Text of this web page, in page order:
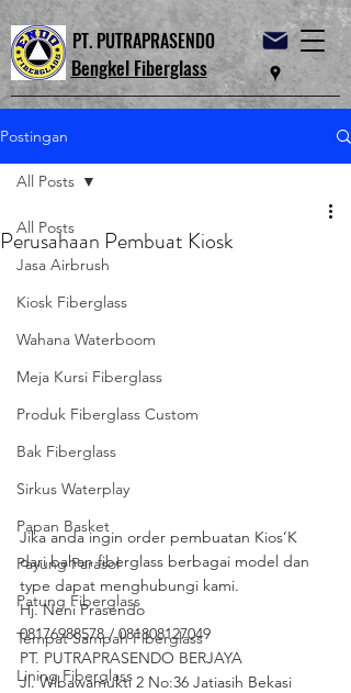
PT. PUTRAPRASENDO
Bengkel Fiberglass
Postingan
All Posts
Jasa Airbrush
Kiosk Fiberglass
Wahana Waterboom
Meja Kursi Fiberglass
Produk Fiberglass Custom
Bak Fiberglass
Sirkus Waterplay
Papan Basket
Payung Parasol
Patung Fiberglass
Tempat Sampah Fiberglass
Lining Fiberglass
All Posts
Perusahaan Pembuat Kiosk
Jika anda ingin order pembuatan Kios’K
dari bahan fiberglass berbagai model dan
type dapat menghubungi kami.
Hj. Neni Prasendo
08176988578 / 081808127049
PT. PUTRAPRASENDO BERJAYA
Jl. Wibawamukti 2 No:36 Jatiasih Bekasi